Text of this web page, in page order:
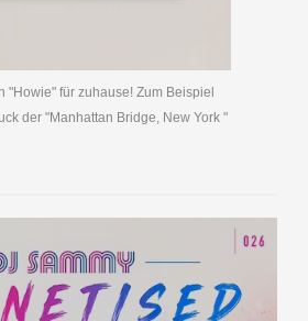
"Howie" für zuhause! Zum Beispiel
der "Manhattan Bridge, New York "